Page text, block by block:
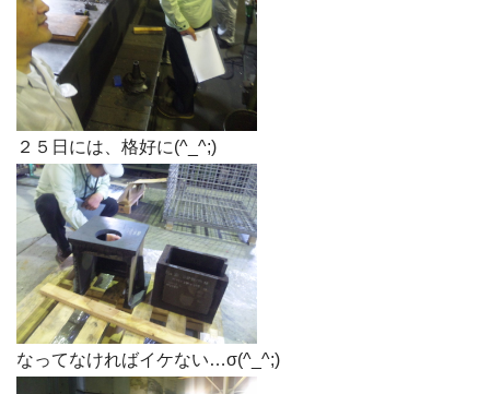
２５日には、格好に(^_^;)
なってなければイケない…σ(^_^;)